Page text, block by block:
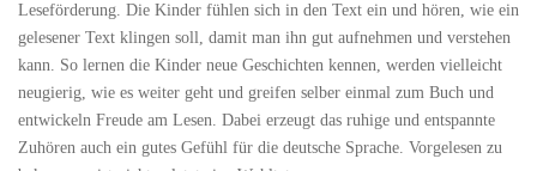
Leseförderung. Die Kinder fühlen sich in den Text ein und hören, wie ein
gelesener Text klingen soll, damit man ihn gut aufnehmen und verstehen
kann. So lernen die Kinder neue Geschichten kennen, werden vielleicht
neugierig, wie es weiter geht und greifen selber einmal zum Buch und
entwickeln Freude am Lesen. Dabei erzeugt das ruhige und entspannte
Zuhören auch ein gutes Gefühl für die deutsche Sprache. Vorgelesen zu